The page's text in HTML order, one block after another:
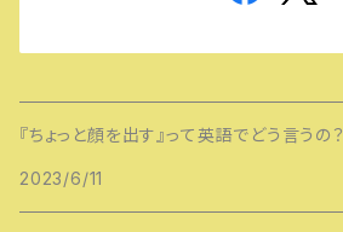
『ちょっと顔を出す』って英語でどう言うの？
2023/6/11